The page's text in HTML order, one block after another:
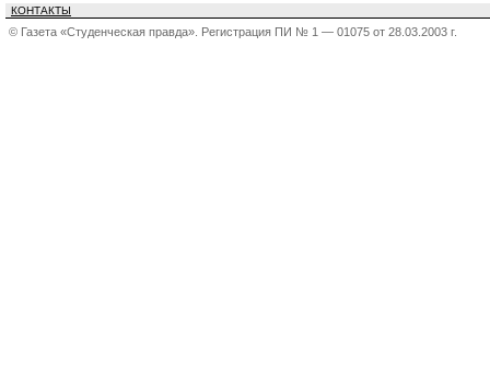
КОНТАКТЫ
© Газета «Студенческая правда». Регистрация ПИ № 1 — 01075 от 28.03.2003 г.